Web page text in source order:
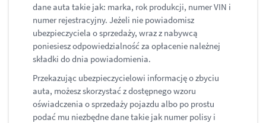
dane auta takie jak: marka, rok produkcji, numer VIN i
numer rejestracyjny. Jeżeli nie powiadomisz
ubezpieczyciela o sprzedaży, wraz z nabywcą
poniesiesz odpowiedzialność za opłacenie należnej
składki do dnia powiadomienia.
Przekazując ubezpieczycielowi informację o zbyciu
auta, możesz skorzystać z dostępnego wzoru
oświadczenia o sprzedaży pojazdu albo po prostu
podać mu niezbędne dane takie jak numer polisy i